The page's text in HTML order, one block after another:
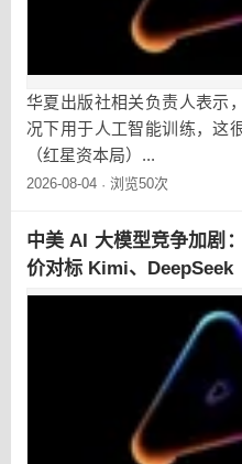
华夏出版社相关负责人表示
况下用于人工智能训练，这
（红星资本局）...
2026-08-04 · 浏览50次
中美 AI 大模型竞争加剧
价对标 Kimi、DeepSeek